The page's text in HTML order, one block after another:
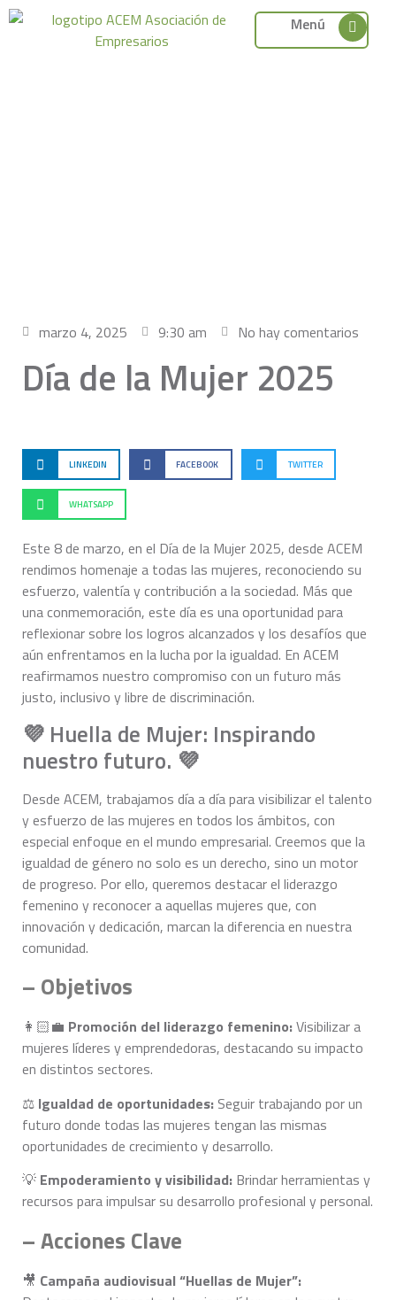
Menú
marzo 4, 2025 9:30 am No hay comentarios
Día de la Mujer 2025
LINKEDIN FACEBOOK TWITTER
WHATSAPP
Este 8 de marzo, en el Día de la Mujer 2025, desde ACEM
rendimos homenaje a todas las mujeres, reconociendo su
esfuerzo, valentía y contribución a la sociedad. Más que
una conmemoración, este día es una oportunidad para
reflexionar sobre los logros alcanzados y los desafíos que
aún enfrentamos en la lucha por la igualdad. En ACEM
reafirmamos nuestro compromiso con un futuro más
justo, inclusivo y libre de discriminación.
💜 Huella de Mujer: Inspirando
nuestro futuro. 💜
Desde ACEM, trabajamos día a día para visibilizar el talento
y esfuerzo de las mujeres en todos los ámbitos, con
especial enfoque en el mundo empresarial. Creemos que la
igualdad de género no solo es un derecho, sino un motor
de progreso. Por ello, queremos destacar el liderazgo
femenino y reconocer a aquellas mujeres que, con
innovación y dedicación, marcan la diferencia en nuestra
comunidad.
– Objetivos
👩🏻‍💼 Promoción del liderazgo femenino:Visibilizar a
mujeres líderes y emprendedoras, destacando su impacto
en distintos sectores.
⚖️ Igualdad de oportunidades: Seguir trabajando por un
futuro donde todas las mujeres tengan las mismas
oportunidades de crecimiento y desarrollo.
💡 Empoderamiento y visibilidad: Brindar herramientas y
recursos para impulsar su desarrollo profesional y personal.
– Acciones Clave
🎥 Campaña audiovisual “Huellas de Mujer”: